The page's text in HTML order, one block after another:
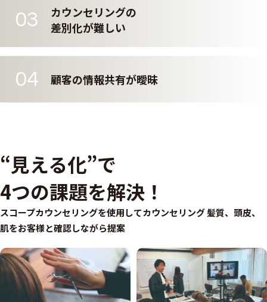
03
カウンセリングの
差別化が難しい
04 顧客の情報共有が曖昧
“見える化”で
4つの課題を解決！
スコープカウンセリングを使用してカウンセリング髪質、頭皮、
肌をお客様と確認しながら提案